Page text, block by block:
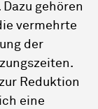
gehören
vermehrte
der
Reduktion
eine